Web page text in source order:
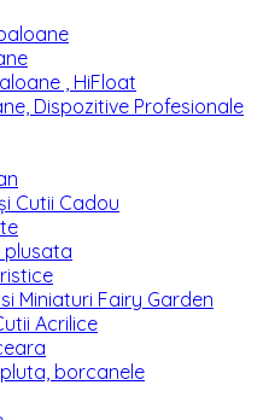
, HiFloat
Dispozitive Profesionale
Cutii Cadou
plusata
Miniaturi Fairy Garden
Acrilice
borcanele